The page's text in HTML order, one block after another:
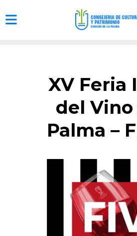
XV Feria
del Vino
Palma –